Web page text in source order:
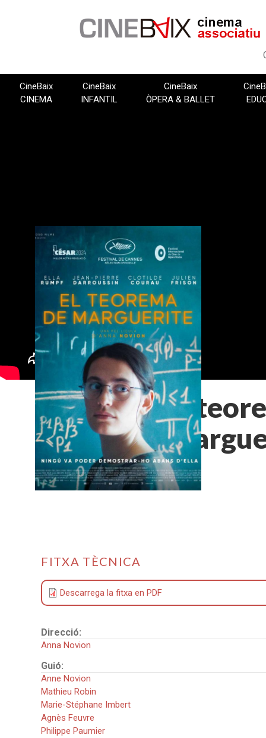
CineBaix
CINEMA
CineBaix
INFANTIL
CineBaix
ÒPERA & BALLET
El
FITXA TÈCNICA
Descarrega la fitxa en PDF
Direcció:
Anna Novion
Guió:
Anne Novion
Mathieu Robin
Marie-Stéphane Imbert
Agnès Feuvre
Philippe Paumier